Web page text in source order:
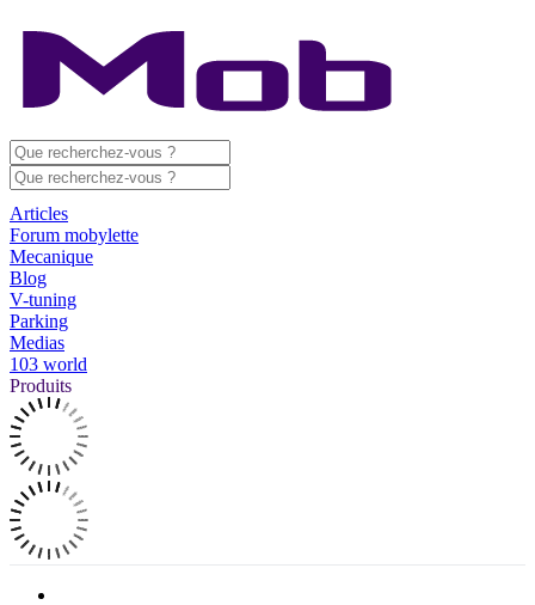
Articles
Forum mobylette
Mecanique
Blog
V-tuning
Parking
Medias
103 world
Produits